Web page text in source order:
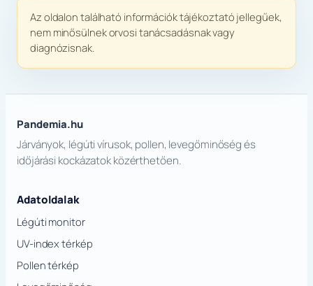
Az oldalon található információk tájékoztató jellegűek,
nem minősülnek orvosi tanácsadásnak vagy
diagnózisnak.
Pandemia.hu
Járványok, légúti vírusok, pollen, levegőminőség és
időjárási kockázatok közérthetően.
Adatoldalak
Légúti monitor
UV-index térkép
Pollen térkép